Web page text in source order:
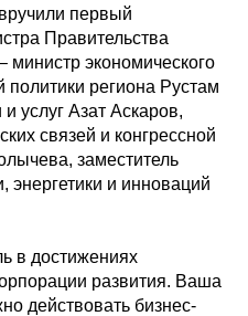
первый
Правительства
министр экономического
политики региона Рустам
услуг Азат Аскаров,
связей и конгрессной
заместитель
и инноваций
в достижениях
развития. Ваша
действовать бизнес-